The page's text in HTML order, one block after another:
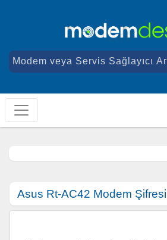
Asus Rt-AC42 Modem Şifresi